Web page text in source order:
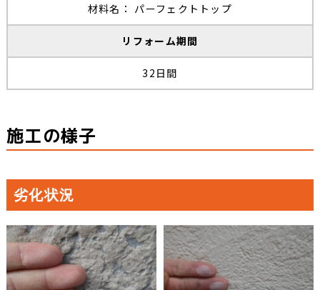
材料名： パーフェクトトップ
リフォーム期間
32日間
施工の様子
劣化状況